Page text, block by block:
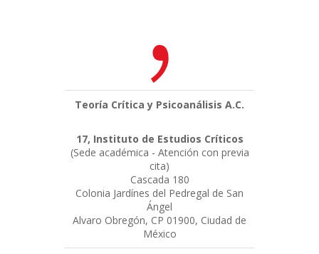
Teoría Crítica y Psicoanálisis A.C.
17, Instituto de Estudios Críticos
(Sede académica - Atención con previa
cita)
Cascada 180
Colonia Jardínes del Pedregal de San
Ángel
Alvaro Obregón, CP 01900, Ciudad de
México